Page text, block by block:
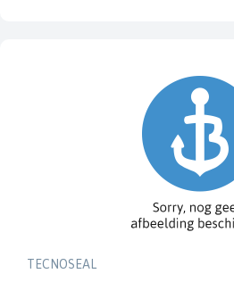
TECNOSEAL